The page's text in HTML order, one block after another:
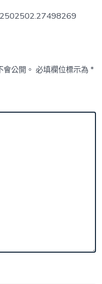
表
店
屋〉
公開。 必填欄位標示為*